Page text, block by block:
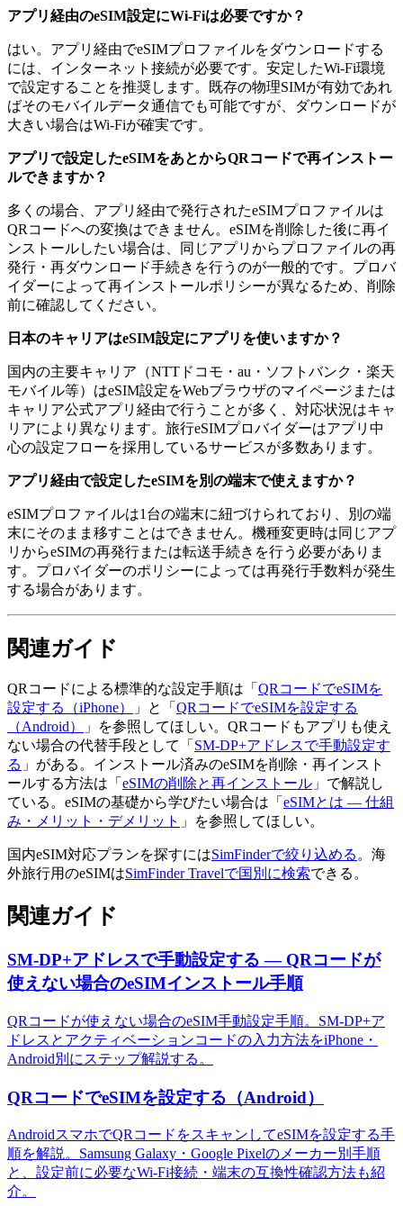
アプリ経由のeSIM設定にWi-Fiは必要ですか？
はい。アプリ経由でeSIMプロファイルをダウンロードする
には、インターネット接続が必要です。安定したWi-Fi環境
で設定することを推奨します。既存の物理SIMが有効であれ
ばそのモバイルデータ通信でも可能ですが、ダウンロードが
大きい場合はWi-Fiが確実です。
アプリで設定したeSIMをあとからQRコードで再インストー
ルできますか？
多くの場合、アプリ経由で発行されたeSIMプロファイルは
QRコードへの変換はできません。eSIMを削除した後に再イ
ンストールしたい場合は、同じアプリからプロファイルの再
発行・再ダウンロード手続きを行うのが一般的です。プロバ
イダーによって再インストールポリシーが異なるため、削除
前に確認してください。
日本のキャリアはeSIM設定にアプリを使いますか？
国内の主要キャリア（NTTドコモ・au・ソフトバンク・楽天
モバイル等）はeSIM設定をWebブラウザのマイページまたは
キャリア公式アプリ経由で行うことが多く、対応状況はキャ
リアにより異なります。旅行eSIMプロバイダーはアプリ中
心の設定フローを採用しているサービスが多数あります。
アプリ経由で設定したeSIMを別の端末で使えますか？
eSIMプロファイルは1台の端末に紐づけられており、別の端
末にそのまま移すことはできません。機種変更時は同じアプ
リからeSIMの再発行または転送手続きを行う必要がありま
す。プロバイダーのポリシーによっては再発行手数料が発生
する場合があります。
関連ガイド
QRコードによる標準的な設定手順は「 QRコードでeSIMを
設定する（iPhone）
」と「 QRコードでeSIMを設定する
（Android）
」を参照してほしい。QRコードもアプリも使え
ない場合の代替手段として「 SM-DP+アドレスで手動設定す
る 」がある。インストール済みのeSIMを削除・再インスト
ールする方法は「 eSIMの削除と再インストール 」で解説し
ている。eSIMの基礎から学びたい場合は「 eSIMとは — 仕組
み・メリット・デメリット 」を参照してほしい。
国内eSIM対応プランを探すにはSimFinderで絞り込める。海
外旅行用のeSIMはSimFinder Travelで国別に検索できる。
関連ガイド
SM-DP+アドレスで手動設定する — QRコードが
使えない場合のeSIMインストール手順
QRコードが使えない場合のeSIM手動設定手順。SM-DP+ア
ドレスとアクティベーションコードの入力方法をiPhone・
Android別にステップ解説する。
QRコードでeSIMを設定する（Android）
AndroidスマホでQRコードをスキャンしてeSIMを設定する手
順を解説。Samsung Galaxy・Google Pixelのメーカー別手順
と、設定前に必要なWi-Fi接続・端末の互換性確認方法も紹
介。